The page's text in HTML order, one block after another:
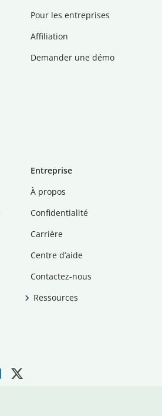
Pour les entreprises
Affiliation
Demander une démo
Entreprise
À propos
Confidentialité
Carrière
Centre d’aide
Contactez-nous
Ressources